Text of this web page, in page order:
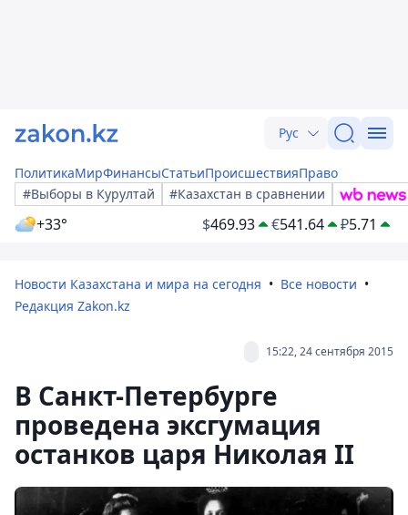
Рус
ПолитикаМирФинансыСтатьиПроисшествияПраво
#Выборы в Курултай
#Казахстан в сравнении
+33° $469.93 €541.64 ₽5.71
Новости Казахстана и мира на сегодня
Все новости
Редакция Zakon.kz
15:22, 24 сентября 2015
В Санкт-Петербурге
проведена эксгумация
останков царя Николая II